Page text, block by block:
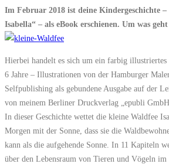
Im Februar 2018 ist deine Kindergeschichte
Isabella“ – als eBook erschienen. Um was
Hierbei handelt es sich um ein farbig
6 Jahre – Illustrationen von der Hamburger
Selfpublishing als gebundene Ausgabe auf der
von meinem Berliner Druckverlag „epubli
In dieser Geschichte wettet die kleine Waldfee
Morgen mit der Sonne, dass sie die
kann als die aufgehende Sonne. In 11 Kapiteln
über den Lebensraum von Tieren und Vögeln